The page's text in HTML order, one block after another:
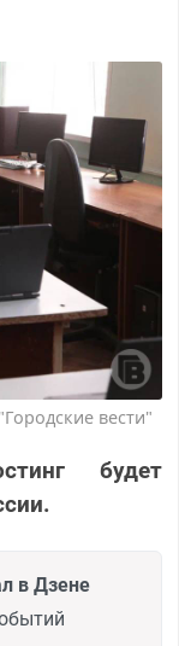
вести"
будет
в Дзене